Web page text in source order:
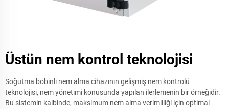
Üstün nem kontrol teknolojisi
Soğutma bobinli nem alma cihazının gelişmiş nem kontrolü
teknolojisi, nem yönetimi konusunda yapılan ilerlemenin bir örneğidir.
Bu sistemin kalbinde, maksimum nem alma verimliliği için optimal